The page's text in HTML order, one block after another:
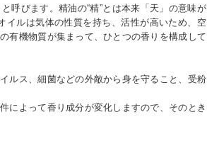
呼びます。精油の“精”とは本来「天」の意味が
イルは気体の性質を持ち、活性が高いため、空
有機物質が集まって、ひとつの香りを構成して
ルス、細菌などの外敵から身を守ること、受粉
によって香り成分が変化しますので、そのとき